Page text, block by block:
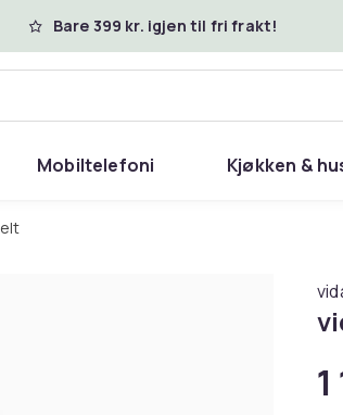
Bare 399 kr. igjen til fri frakt!
Mobiltelefoni Kjøkken &